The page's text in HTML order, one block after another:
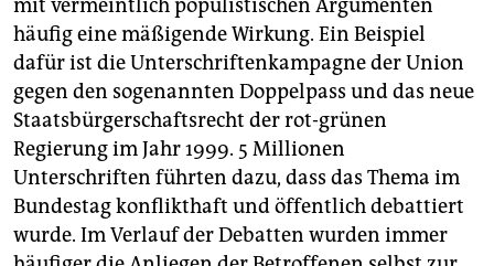
mit vermeintlich populistischen Argumenten
häufig eine mäßigende Wirkung. Ein Beispiel
dafür ist die Unterschriftenkampagne der Union
gegen den sogenannten Doppelpass und das neue
Staatsbürgerschaftsrecht der rot-grünen
Regierung im Jahr 1999. 5 Millionen
Unterschriften führten dazu, dass das Thema im
Bundestag konflikthaft und öffentlich debattiert
wurde. Im Verlauf der Debatten wurden immer